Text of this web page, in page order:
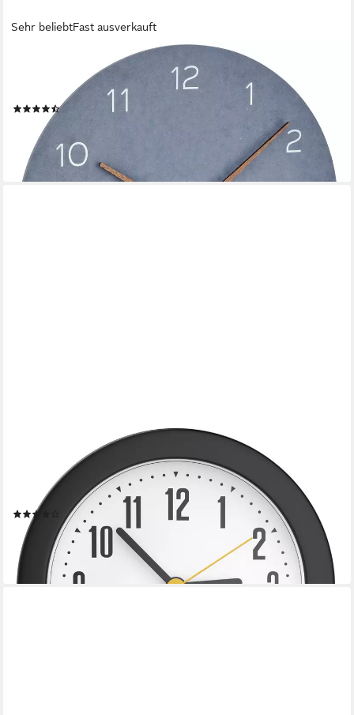
Sehr beliebtFast ausverkauft
Wanduhr TFA Dostmann 60.3054.06 Quarz Wanduhr 29.7 mm
x 45 mm Blau
(26)
ab 21,99 €
lieferbar - in 2-3 Werktagen bei dir
Wecker rund, lautes Klingeln, großes Ziffernblatt, ohne Ticken
Batteriebetrieb, einfache Bedienung, Klang, retro,
seniorentauglich
(49)
9,95 € UVP 16,99 €
-41%
lieferbar - in 2-3 Werktagen bei dir